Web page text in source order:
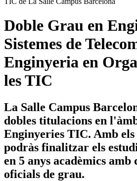
Doble Grau en
Sistemes de
Enginyeria en
les TIC
La Salle Campus
dobles titulacions en
Enginyeries TIC. Amb els
podràs finalitzar els
en 5 anys acadèmics
oficials de grau.